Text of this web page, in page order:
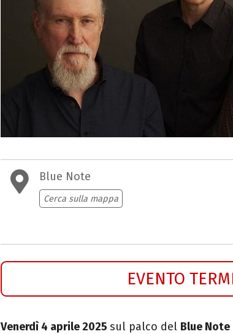
Blue Note
Cerca sulla mappa
EVENTO
Venerdì 4 aprile 2025 sul palco del Blue Note